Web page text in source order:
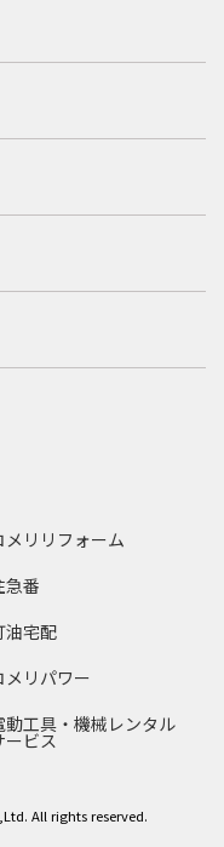
メリリフォーム
急番
油宅配
メリパワー
動工具・機械レンタル
ービス
All rights reserved.